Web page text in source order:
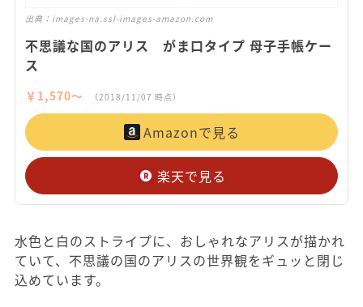
出典： images-na.ssl-images-amazon.com
不思議な国のアリス がま口タイプ 母子手帳ケー
ス
￥1,570〜 （2018/11/07 時点）
Amazonで見る
楽天で見る
水色と白のストライプに、おしゃれなアリスが描かれ
ていて、不思議の国のアリスの世界観をギュッと閉じ
込めています。